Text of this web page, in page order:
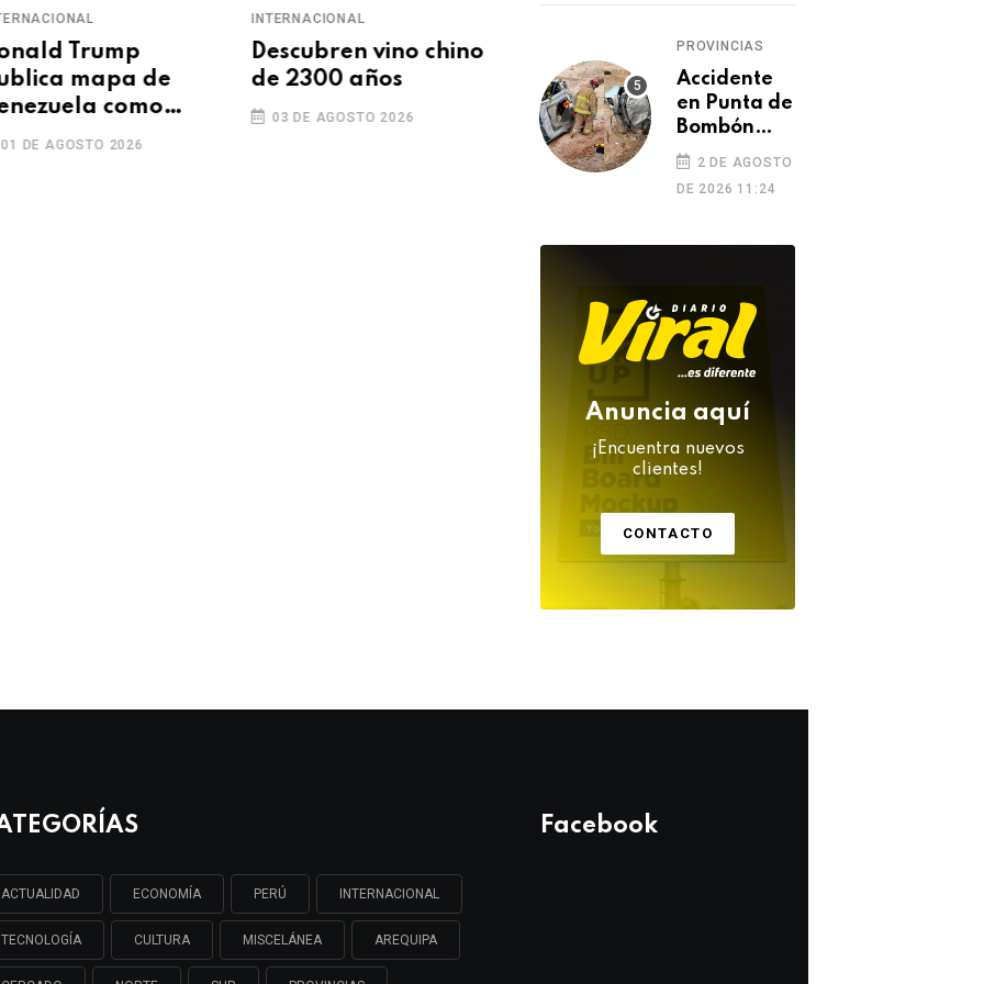
Trump
mapa de
como
51” en Truth
DE AGOSTO 2026
INTERNACIONAL
Descubren vino chino
de 2300 años
03 DE AGOSTO 2026
China acelera su
apuesta nuclear con
ocho nuevos
reactores
03 DE AGOSTO 2026
amenaza para la
de Estados Unidos
PROVINCIAS
Accidente
en Punta de
Bombón
deja un
muerto y
dos heridos
2 DE AGOSTO
DE 2026 11:24
Anuncia aquí
¡Encuentra nuevos
clientes!
CONTACTO
ACTUALIDAD ECONOMÍA PERÚ INTERNACIONAL
TECNOLOGÍA CULTURA MISCELÁNEA AREQUIPA
Facebook